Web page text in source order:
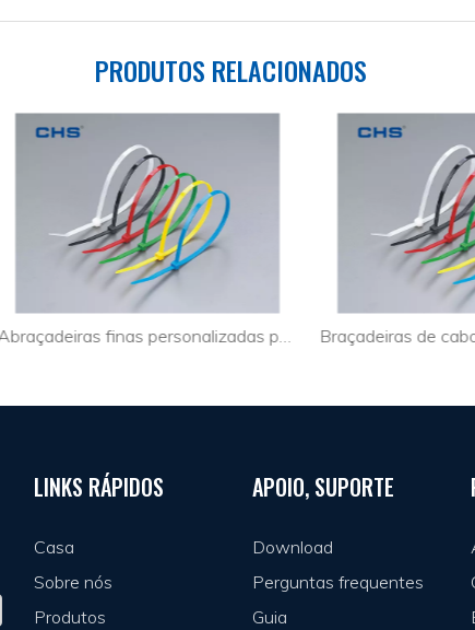
PRODUTOS RELACIONADOS
Abraçadeiras finas personalizadas para cabos industriais
LINKS RÁPIDOS
Casa
Sobre nós
Produtos
APOIO, SUPORTE
Download
Perguntas frequentes
Guia